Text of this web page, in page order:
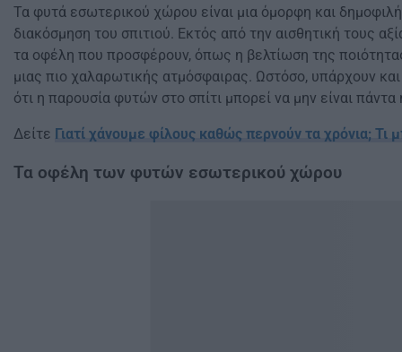
Τα φυτά εσωτερικού χώρου είναι μια όμορφη και
διακόσμηση του σπιτιού. Εκτός από την αισθητική τους
τα οφέλη που προσφέρουν, όπως η βελτίωση της
μιας πιο χαλαρωτικής ατμόσφαιρας. Ωστόσο, υπάρχουν
ότι η παρουσία φυτών στο σπίτι μπορεί να μην είναι
Δείτε Γιατί χάνουμε φίλους καθώς περνούν τα χρόνια; Τι
Τα οφέλη των φυτών εσωτερικού χώρου